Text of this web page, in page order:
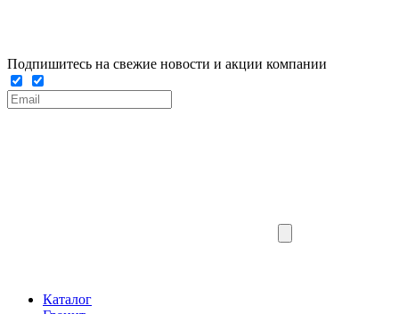
Подпишитесь на свежие новости и акции компании
Каталог